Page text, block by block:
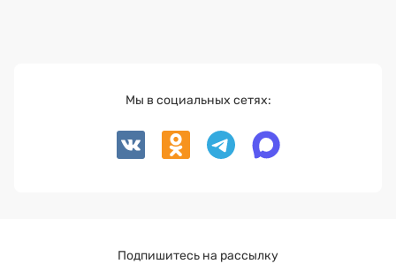
Мы в социальных сетях:
Подпишитесь на рассылку